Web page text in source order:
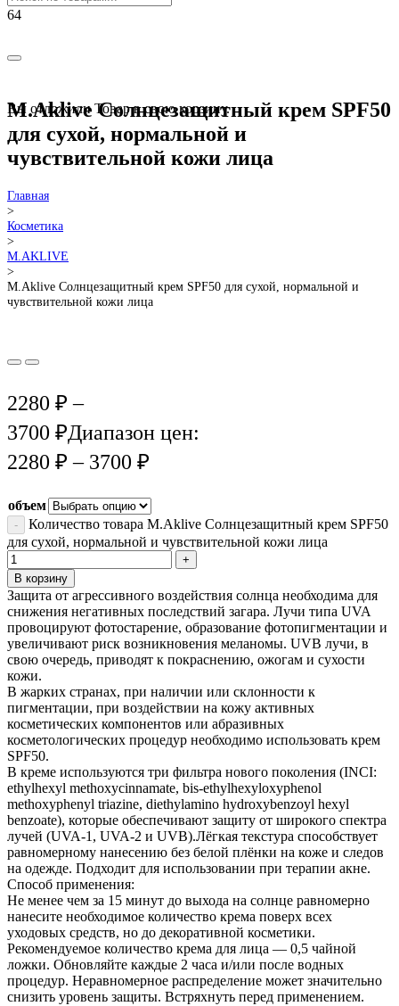
Вы отложилиТоварв свою корзину.
M.Aklive Солнцезащитный крем SPF50
для сухой, нормальной и
чувствительной кожи лица
Главная
>
Косметика
>
M.AKLIVE
>
M.Aklive Солнцезащитный крем SPF50 для сухой, нормальной и
чувствительной кожи лица
2280 ₽ –
3700 ₽Диапазон цен:
2280 ₽ – 3700 ₽
объем
Количество товара M.Aklive Солнцезащитный крем SPF50
для сухой, нормальной и чувствительной кожи лица
В корзину
Защита от агрессивного воздействия солнца необходима для
снижения негативных последствий загара. Лучи типа UVA
провоцируют фотостарение, образование фотопигментации и
увеличивают риск возникновения меланомы. UVB лучи, в
свою очередь, приводят к покраснению, ожогам и сухости
кожи.
В жарких странах, при наличии или склонности к
пигментации, при воздействии на кожу активных
косметических компонентов или абразивных
косметологических процедур необходимо использовать крем
SPF50.
В креме используются три фильтра нового поколения (INCI:
ethylhexyl methoxycinnamate, bis-ethylhexyloxyphenol
methoxyphenyl triazine, diethylamino hydroxybenzoyl hexyl
benzoate), которые обеспечивают защиту от широкого спектра
лучей (UVA-1, UVA-2 и UVB).Лёгкая текстура способствует
равномерному нанесению без белой плёнки на коже и следов
на одежде. Подходит для использовании при терапии акне.
Способ применения:
Не менее чем за 15 минут до выхода на солнце равномерно
нанесите необходимое количество крема поверх всех
уходовых средств, но до декоративной косметики.
Рекомендуемое количество крема для лица — 0,5 чайной
ложки. Обновляйте каждые 2 часа и/или после водных
процедур. Неравномерное распределение может значительно
снизить уровень защиты. Встряхнуть перед применением.